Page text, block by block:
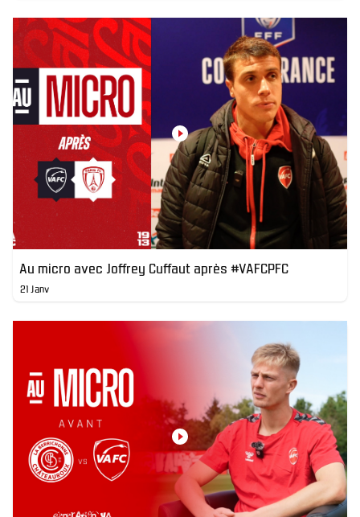
Au micro avec Joffrey Cuffaut après #VAFCPFC
21 Janv